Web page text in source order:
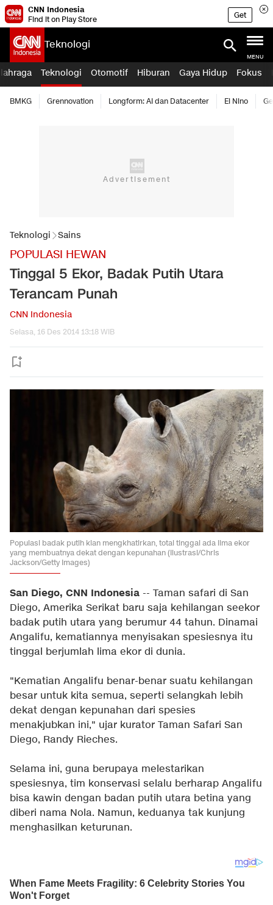
CNN Indonesia
Find it on Play Store
Get
Teknologi
MENU
Teknologi Otomotif Hiburan Gaya Hidup Fokus
BMKG Grennovation Longform: AI dan Datacenter El Nino
Teknologi Sains
POPULASI HEWAN
Tinggal 5 Ekor, Badak Putih Utara
Terancam Punah
CNN Indonesia
Selasa, 16 Des 2014 13:18 WIB
Populasi badak putih kian mengkhatirkan, total tinggal ada lima ekor
yang membuatnya dekat dengan kepunahan (Ilustrasi/Chris
Jackson/Getty Images)
San Diego, CNN Indonesia -- Taman safari di San
Diego, Amerika Serikat baru saja kehilangan seekor
badak putih utara yang berumur 44 tahun. Dinamai
Angalifu, kematiannya menyisakan spesiesnya itu
tinggal berjumlah lima ekor di dunia.
"Kematian Angalifu benar-benar suatu kehilangan
besar untuk kita semua, seperti selangkah lebih
dekat dengan kepunahan dari spesies
menakjubkan ini," ujar kurator Taman Safari San
Diego, Randy Rieches.
Selama ini, guna berupaya melestarikan
spesiesnya, tim konservasi selalu berharap Angalifu
bisa kawin dengan badan putih utara betina yang
diberi nama Nola. Namun, keduanya tak kunjung
menghasilkan keturunan.